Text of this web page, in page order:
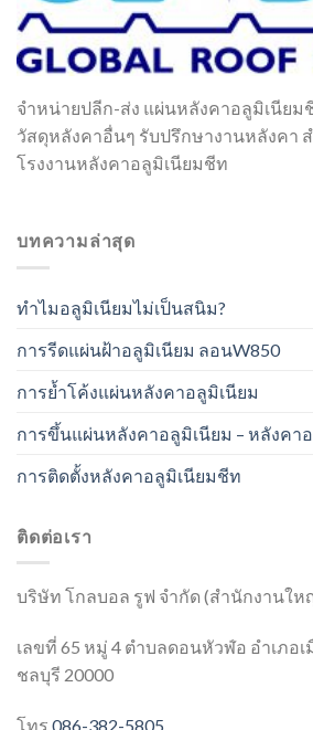
จำหน่ายปลีก-ส่ง แผ่นหลังคาอลูมิเนีย
วัสดุหลังคาอื่นๆ รับปรึกษางานหลังคา
โรงงานหลังคาอลูมิเนียมชีท
บทความล่าสุด
ทำไมอลูมิเนียมไม่เป็นสนิม?
การรีดแผ่นฝ้าอลูมิเนียม ลอนW850
การย้ำโค้งแผ่นหลังคาอลูมิเนียม
การขึ้นแผ่นหลังคาอลูมิเนียม – หลังคา
การติดตั้งหลังคาอลูมิเนียมชีท
ติดต่อเรา
บริษัท โกลบอล รูฟ จำกัด (สำนักงานให
เลขที่ 65 หมู่ 4 ตำบลดอนหัวฬ่อ อำเภอ
ชลบุรี 20000
โทร 086-382-5805